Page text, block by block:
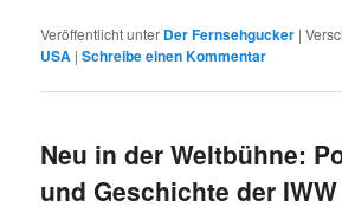
Veröffentlicht unter Der Fernsehgucker |
USA |Schreibe einen Kommentar
Neu in der Weltbühne:
und Geschichte der IWW